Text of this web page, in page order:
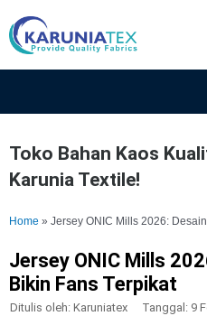
ke
konten
Toko Bahan Kaos
Karunia Textile!
Home » Jersey ONIC Mills 2026:
Jersey ONIC Mills
Bikin Fans Terpikat
Ditulis oleh: Karuniatex Tanggal: 9